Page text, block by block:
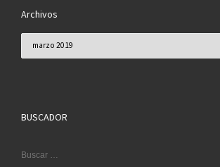
Archivos
BUSCADOR
BUSCAR